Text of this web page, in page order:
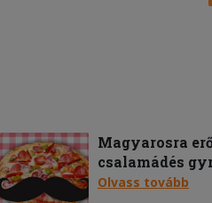
Magyarosra
csalamádés
Olvass tovább